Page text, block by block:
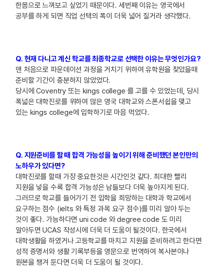
한몸으로 느껴보고 싶었기 때문이다. 세번째 이유는 영국에서
공부를 하게 되면 직업 선택의 폭이 더욱 넓어 질거라 생각했다.
Q. 현재 다니고 계신 학교를 최종학교로 선택한 이유는 무엇인가요?
맨 처음으로 파운데이션 과정을 거치기 위하여 유학원을 찾았을때
준비할 기간이 충분하지 않았었다.
당시에 Coventry 또는 kings college 를 고를 수 있었는데, 당시
폭넓은 대학진로를 위하여 많은 영국 대학교와 스폰서쉽을 맺고
있는 kings college에 입학하기로 마음 먹었다.
Q. 지원준비를 할 때 합격 가능성을 높이기 위해 준비했던 본인만의
노하우가 있다면?
대학진로를 할때 가장 중요한것은 시간인것 같다. 최대한 빨리
지원을 넣을 수록 합격 가능성은 남들보다 더욱 높아지게 된다.
그러므로 학교를 들어가기 전 입학을 희망하는 대학과 학교에서
요구하는 점수 (ielts 와 특정 과목 요구 점수)를 미리 알아 두는
것이 좋다. 가능하다면 uni code 와 degree code 도 미리
알아두면 UCAS 작성시에 더욱 더 도움이 될것이다. 한국에서
대학생활을 하였거나 고등학교를 마치고 지원을 준비하려고 한다면
성적 증명서와 생활 기록부등을 영문으로 번역하여 복사본이나
원본을 챙겨 둔다면 더욱 더 도움이 될 것이다.